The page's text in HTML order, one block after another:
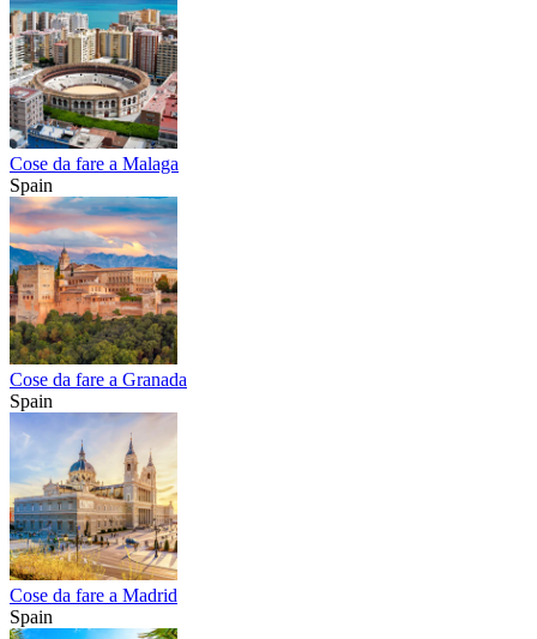
Cose da fare a Malaga
Spain
Cose da fare a Granada
Spain
Cose da fare a Madrid
Spain